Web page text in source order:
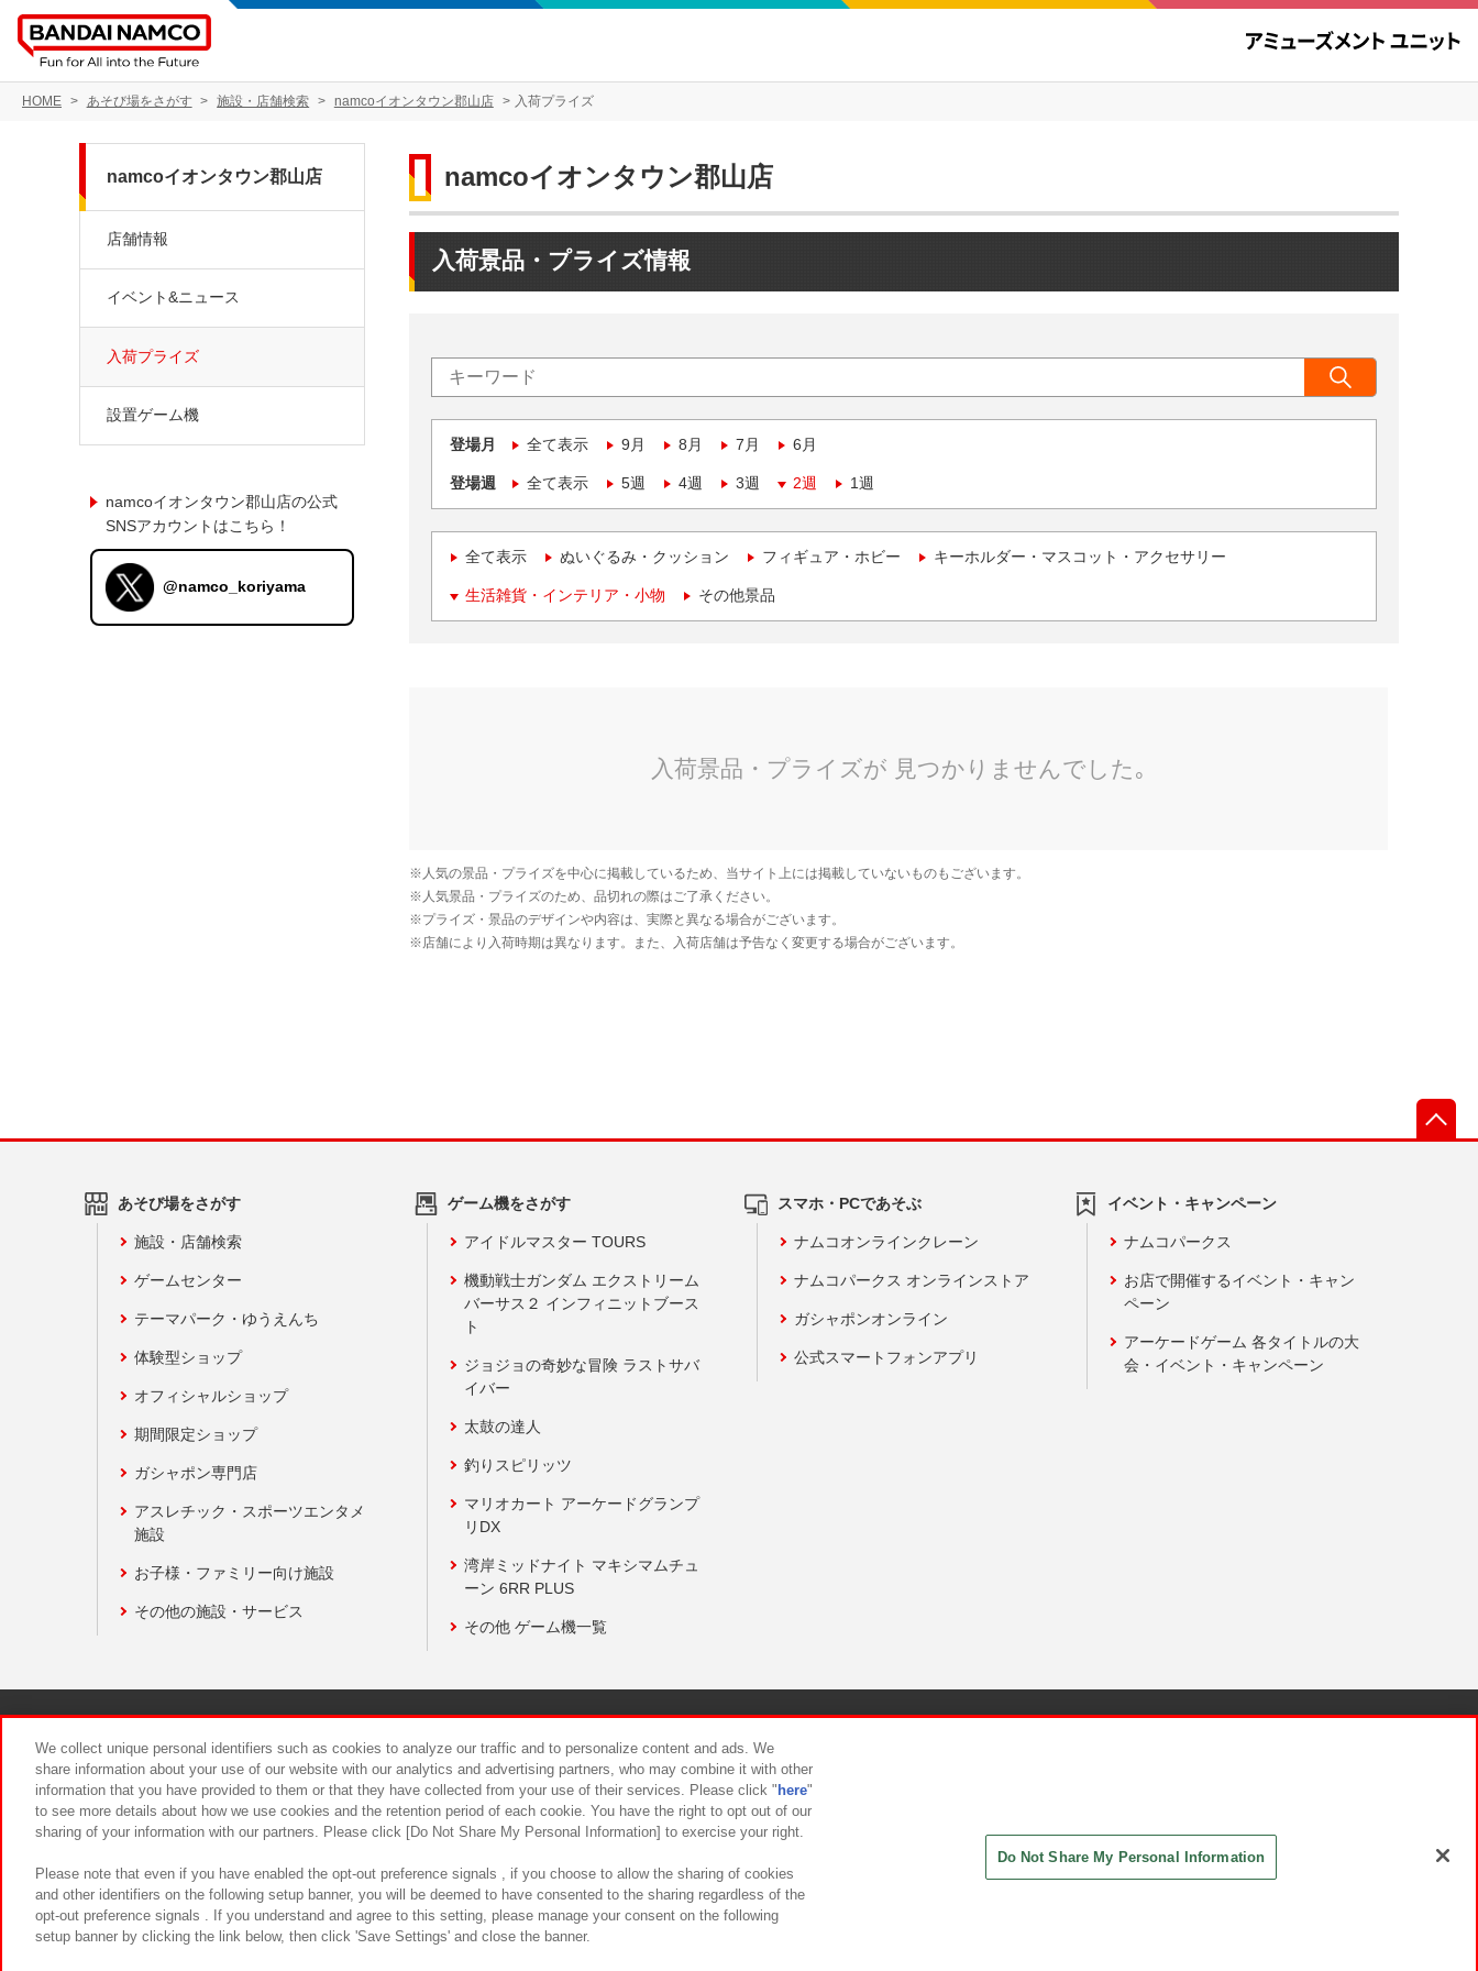
HOME あそび場をさがす 施設・店舗検索 namcoイオンタウン郡山店 入荷プライズ
namcoイオンタウン郡山店
入荷景品・プライズ情報
登場月 全て表示 9月 8月 7月 6月
登場週 全て表示 5週 4週 3週 2週 1週
全て表示 ぬいぐるみ・クッション フィギュア・ホビー キーホルダー・マスコット・アクセサリー
生活雑貨・インテリア・小物 その他景品
namcoイオンタウン郡山店
店舗情報
イベント&ニュース
入荷プライズ
設置ゲーム機
namcoイオンタウン郡山店の公式
SNSアカウントはこちら！
@namco_koriyama
あそび場をさがす
施設・店舗検索
ゲームセンター
テーマパーク・ゆうえんち
体験型ショップ
オフィシャルショップ
期間限定ショップ
ガシャポン専門店
アスレチック・スポーツエンタメ
施設
お子様・ファミリー向け施設
その他の施設・サービス
ゲーム機をさがす
アイドルマスター TOURS
機動戦士ガンダム エクストリーム
バーサス２ インフィニットブース
ト
ジョジョの奇妙な冒険 ラストサバ
イバー
太鼓の達人
釣りスピリッツ
マリオカート アーケードグランプ
リDX
湾岸ミッドナイト マキシマムチュ
ーン 6RR PLUS
その他 ゲーム機一覧
スマホ・PCであそぶ
ナムコオンラインクレーン
ナムコパークス オンラインストア
ガシャポンオンライン
公式スマートフォンアプリ
イベント・キャンペーン
ナムコパークス
お店で開催するイベント・キャン
ペーン
アーケードゲーム 各タイトルの大
会・イベント・キャンペーン
食品のご提供について カスタマーハラスメント対応方針
We collect unique personal identifiers such as cookies to analyze our traffic and to personalize content and ads. We
share information about your use of our website with our analytics and advertising partners, who may combine it with other
information that you have provided to them or that they have collected from your use of their services. Please click " here"
to see more details about how we use cookies and the retention period of each cookie. You have the right to opt out of our
sharing of your information with our partners. Please click [Do Not Share My Personal Information] to exercise your right.
Please note that even if you have enabled the opt-out preference signals , if you choose to allow the sharing of cookies
and other identifiers on the following setup banner, you will be deemed to have consented to the sharing regardless of the
opt-out preference signals . If you understand and agree to this setting, please manage your consent on the following
setup banner by clicking the link below, then click 'Save Settings' and close the banner.
Do Not Share My Personal Information